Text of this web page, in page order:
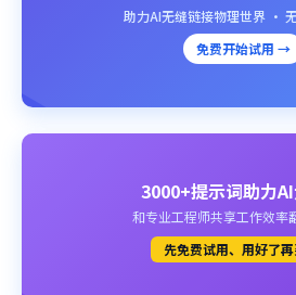
助力AI无缝链接物理世界 ·
免费开始试用 →
3000+提示词助力
和专业工程师共享工作效率
先免费试用、用好了